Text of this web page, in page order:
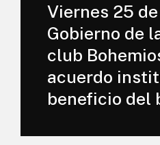
Viernes 25
Gobierno de
club
acuerdo
beneficio del